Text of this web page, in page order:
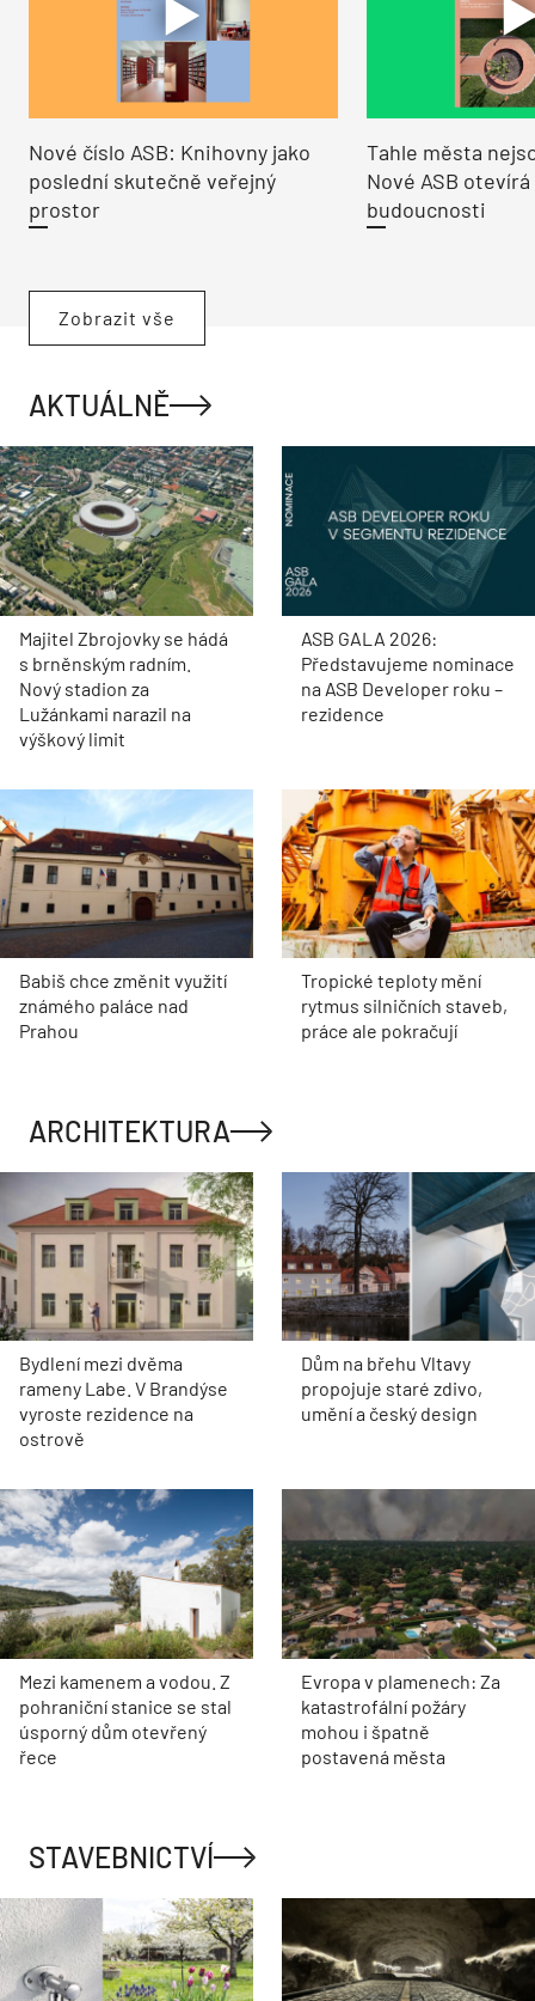
Nové číslo ASB: Knihovny jako
poslední skutečně veřejný
prostor
Tahle města
Nové ASB
budoucnosti
Zobrazit vše
AKTUÁLNĚ
Majitel Zbrojovky se hádá
s brněnským radním.
Nový stadion za
Lužánkami narazil na
výškový limit
ASB GALA 2026:
Představujeme nominace
na ASB Developer roku –
rezidence
Babiš chce změnit využití
známého paláce nad
Prahou
Tropické teploty mění
rytmus silničních staveb,
práce ale pokračují
ARCHITEKTURA
Bydlení mezi dvěma
rameny Labe. V Brandýse
vyroste rezidence na
ostrově
Dům na břehu Vltavy
propojuje staré zdivo,
umění a český design
Mezi kamenem a vodou. Z
pohraniční stanice se stal
úsporný dům otevřený
řece
Evropa v plamenech: Za
katastrofální požáry
mohou i špatně
postavená města
STAVEBNICTVÍ